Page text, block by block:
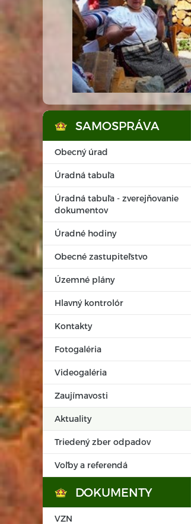
SAMOSPRÁVA
Obecný úrad
Úradná tabuľa
Úradná tabuľa - zverejňovanie
dokumentov
Úradné hodiny
Obecné zastupiteľstvo
Územné plány
Hlavný kontrolór
Kontakty
Fotogaléria
Videogaléria
Zaujímavosti
Aktuality
Triedený zber odpadov
Voľby a referendá
DOKUMENTY
VZN